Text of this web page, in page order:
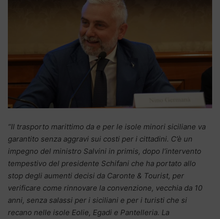
“Il trasporto marittimo da e per le isole minori siciliane va
garantito senza aggravi sui costi per i cittadini. C’è un
impegno del ministro Salvini in primis, dopo l’intervento
tempestivo del presidente Schifani che ha portato allo
stop degli aumenti decisi da Caronte & Tourist, per
verificare come rinnovare la convenzione, vecchia da 10
anni, senza salassi per i siciliani e per i turisti che si
recano nelle isole Eolie, Egadi e Pantelleria. La